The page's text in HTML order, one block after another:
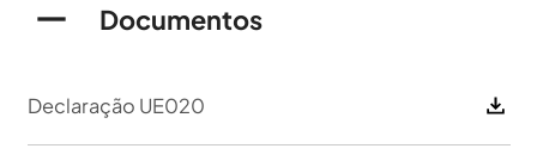
Documentos
Declaração UE020